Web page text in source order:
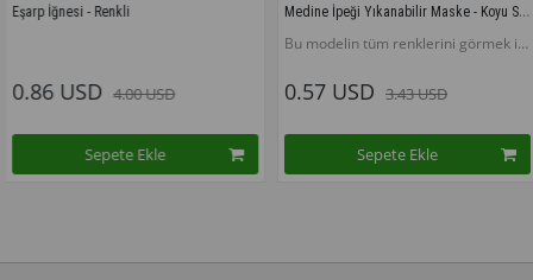
- Renkli
4.00 USD
Sepete Ekle
Medine İpeği Yıkanabilir Maske - Koyu Somon
Bu modelin tüm renklerini görmek için buraya tıklayınız
0.57 USD 3.43 USD
Sepete Ekle